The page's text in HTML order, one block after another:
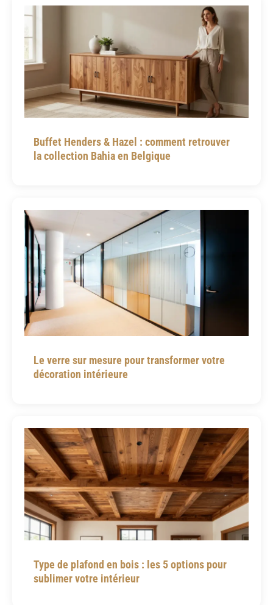
Buffet Henders & Hazel : comment retrouver
la collection Bahia en Belgique
Le verre sur mesure pour transformer votre
décoration intérieure
Type de plafond en bois : les 5 options pour
sublimer votre intérieur